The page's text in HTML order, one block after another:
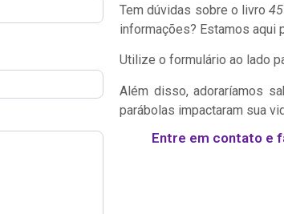
Tem dúvidas sobre o livro
informações? Estamos aqui
Utilize o formulário ao lado
Além disso, adoraríamos
parábolas impactaram sua
Entre em contato e